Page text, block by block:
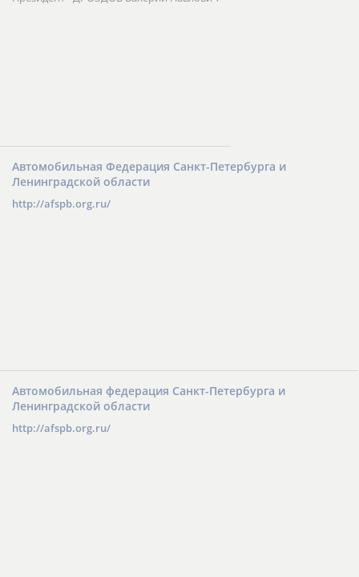
Автомобильная Федерация Санкт-Петербурга и
Ленинградской области
http://afspb.org.ru/
Автомобильная федерация Санкт-Петербурга и
Ленинградской области
http://afspb.org.ru/